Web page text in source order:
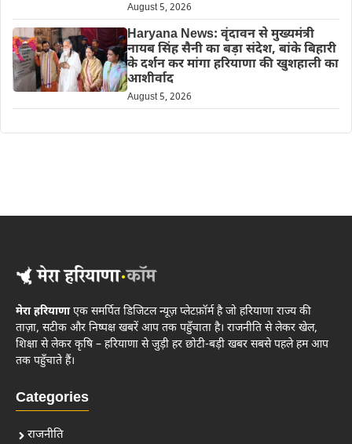
August 5, 2026
Haryana News: वृंदावन से मुख्यमंत्री
नायब सिंह सैनी का बड़ा संदेश, बांके बिहारी
के दर्शन कर मांगा हरियाणा की खुशहाली का
आशीर्वाद
August 5, 2026
मेरा हरियाणाएक समर्पित डिजिटल न्यूज़ प्लेटफ़ॉर्म है जो हरियाणा राज्य की
ताज़ा, सटीक और निष्पक्ष खबरें आप तक पहुँचाता है। राजनीति से लेकर खेल,
शिक्षा से लेकर कृषि – हरियाणा से जुड़ी हर छोटी-बड़ी खबर सबसे पहले हम आप
तक पहुँचाते हैं।
Categories
राजनीति